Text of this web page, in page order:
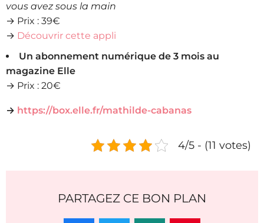
vous avez sous la main
→ Prix : 39€
→ Découvrir cette appli
Un abonnement numérique de 3 mois au
magazine Elle
→ Prix : 20€
→ https://box.elle.fr/mathilde-cabanas
4/5 - (11 votes)
PARTAGEZ CE BON PLAN